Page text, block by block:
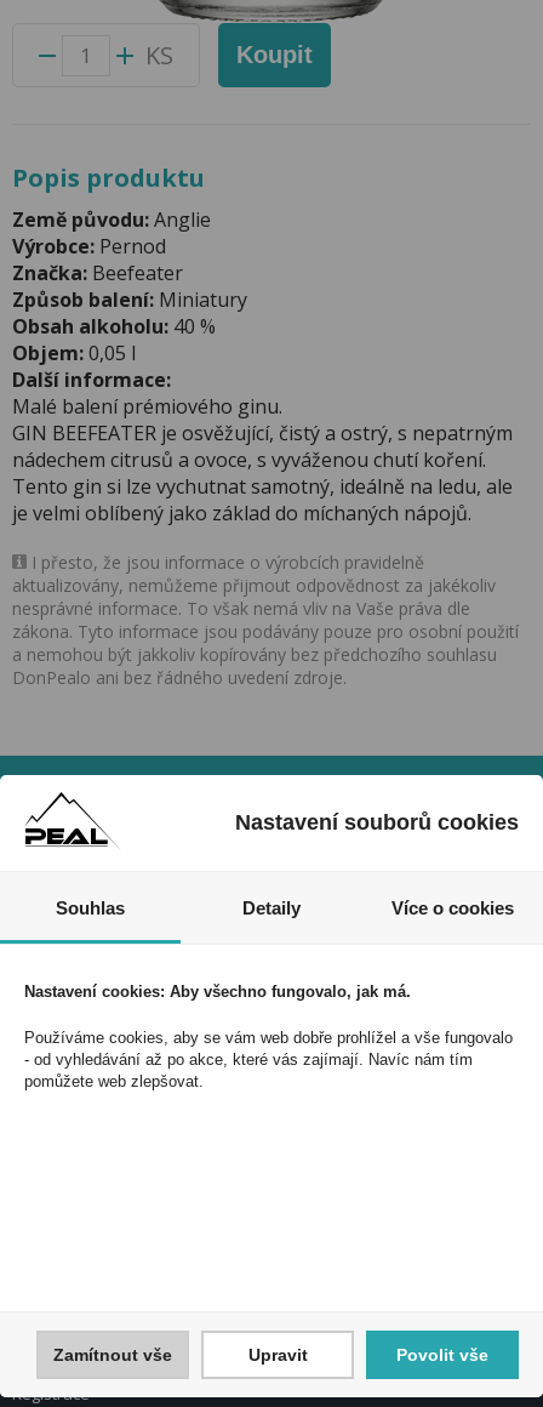
KS Koupit
Popis produktu
Země původu:Anglie
Výrobce: Pernod
Značka: Beefeater
Způsob balení: Miniatury
Obsah alkoholu: 40 %
Objem:0,05 l
Další informace:
Malé balení prémiového ginu.
GIN BEEFEATER je osvěžující, čistý a ostrý, s nepatrným
nádechem citrusů a ovoce, s vyváženou chutí koření.
Tento gin si lze vychutnat samotný, ideálně na ledu, ale
je velmi oblíbený jako základ do míchaných nápojů.
I přesto, že jsou informace o výrobcích pravidelně
aktualizovány, nemůžeme přijmout odpovědnost za jakékoliv
nesprávné informace. To však nemá vliv na Vaše práva dle
zákona. Tyto informace jsou podávány pouze pro osobní použití
a nemohou být jakkoliv kopírovány bez předchozího souhlasu
DonPealo ani bez řádného uvedení zdroje.
Nezmeškejte naše akce a slevy!
Jednoduše se přihlaste k odběru novinek a využijte
Souhlasím se zpracováním osobních údajů *
VŠE O NÁKUPU, ESHOP
Registrace
Nastavení souborů cookies
Souhlas Detaily Více o cookies
Nastavení cookies: Aby všechno fungovalo, jak má.
Používáme cookies, aby se vám web dobře prohlížel a vše fungovalo
- od vyhledávání až po akce, které vás zajímají. Navíc nám tím
pomůžete web zlepšovat.
Zamítnout vše Upravit Povolit vše